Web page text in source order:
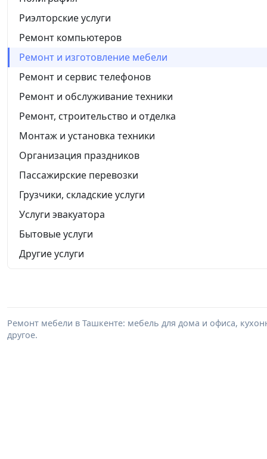
Риэлторские услуги
Ремонт компьютеров
Ремонт и изготовление мебели
Ремонт и сервис телефонов
Ремонт и обслуживание техники
Ремонт, строительство и отделка
Монтаж и установка техники
Организация праздников
Пассажирские перевозки
Грузчики, складские услуги
Услуги эвакуатора
Бытовые услуги
Другие услуги
Ремонт мебели в Ташкенте: мебель для дома и офиса,
другое.